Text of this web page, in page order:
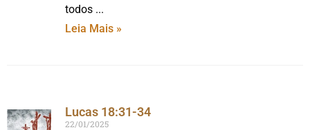
todos
Leia Mais »
Lucas 18:31-34
22/01/2025